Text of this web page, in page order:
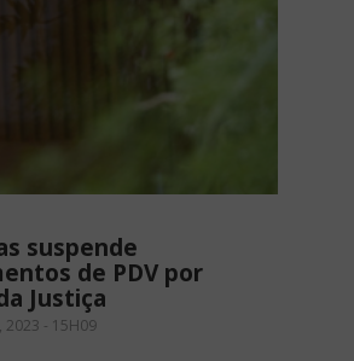
suspende
de PDV por
Justiça
2023 - 15H09